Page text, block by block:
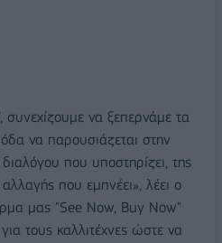
να ξεπερνάμε τα
να παρουσιάζεται στην
που υποστηρίζει, της
αλλαγής που εμπνέει», λέει ο
μας "See Now, Buy Now"
τους καλλιτέχνες ώστε να